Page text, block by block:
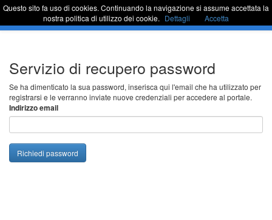
contenuto
barra
Sportello Unico
Servizio di recupero password
Se ha dimenticato la sua password, inserisca qui l'email che ha utilizzato per
registrarsi e le verranno inviate nuove credenziali per accedere al portale.
Indirizzo email
Richiedi password
Questo sito fa uso di cookies. Continuando la navigazione si assume accettata la
nostra politica di utilizzo dei cookie. Dettagli Accetta